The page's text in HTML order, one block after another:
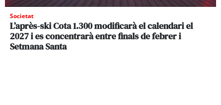
Societat
L’après-ski Cota 1.300 modificarà el calendari el
2027 i es concentrarà entre finals de febrer i
Setmana Santa